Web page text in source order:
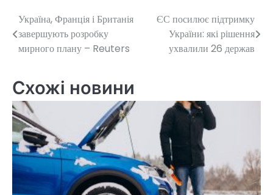
Навігація
записів
Україна, Франція і Британія
завершують розробку
мирного плану – Reuters
ЄС посилює підтримку
України: які рішення
ухвалили 26 держав
Схожі новини